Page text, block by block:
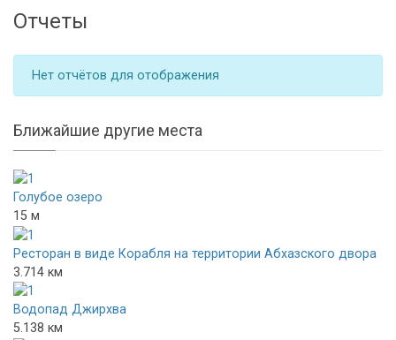
Отчеты
Нет отчётов для отображения
Ближайшие другие места
Голубое озеро
15 м
Ресторан в виде Корабля на территории Абхазского двора
3.714 км
Водопад Джирхва
5.138 км